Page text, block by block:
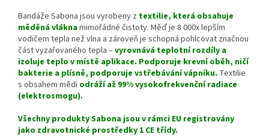
Bandáže Sabona jsou vyrobeny z textilie, která obsahuje
měděná vláknamimořádné čistoty. Měď je 8 000x lepším
vodičem tepla než vlna a zároveň je schopná pohlcovat značnou
část vyzařovaného tepla –vyrovnává teplotní rozdíly a
izoluje teplo v místě aplikace. Podporuje krevní oběh, ničí
bakterie a plísně, podporuje vstřebávání vápníku. Textilie
s obsahem mědi odráží až 99% vysokofrekvenční radiace
(elektrosmogu).
Všechny produkty Sabona jsou v rámci EU registrovány
jako zdravotnické prostředky 1 CE třídy.